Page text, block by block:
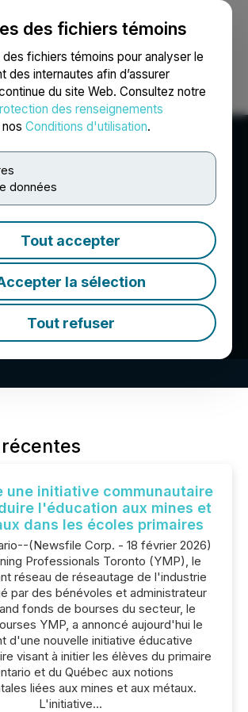
des fichiers témoins
des fichiers témoins pour analyser le
des internautes afin d’assurer
du site Web. Consultez notre
des renseignements
Conditions d'utilisation.
données
Tout accepter
la sélection
Tout refuser
session Recherche English
Toronto
une initiative communautaire
l'éducation aux mines et
dans les écoles primaires
(Newsfile Corp. - 18 février 2026)
Professionals Toronto (YMP), le
réseau de réseautage de l'industrie
par des bénévoles et administrateur
fonds de bourses du secteur, le
YMP, a annoncé aujourd'hui le
d'une nouvelle initiative éducative
visant à initier les élèves du primaire
et du Québec aux notions
liées aux mines et aux métaux.
L'initiative...